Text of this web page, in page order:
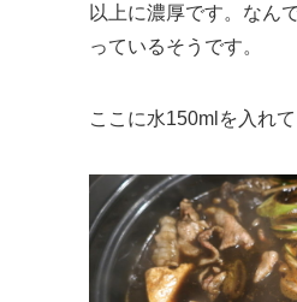
以上に濃厚です。なん
っているそうです。
ここに水150mlを入れ